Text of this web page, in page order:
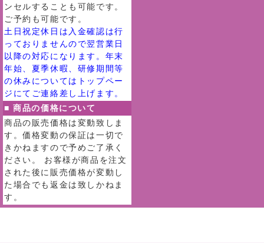
ンセルすることも可能です。
ご予約も可能です。
土日祝定休日は入金確認は行
っておりませんので翌営業日
以降の対応になります。年末
年始、夏季休暇、研修期間等
の休みについてはトップペー
ジにてご連絡差し上げます。
■ 商品の価格について
商品の販売価格は変動致しま
す。価格変動の保証は一切で
きかねますので予めご了承く
ださい。 お客様が商品を注文
された後に販売価格が変動し
た場合でも返金は致しかねま
す。